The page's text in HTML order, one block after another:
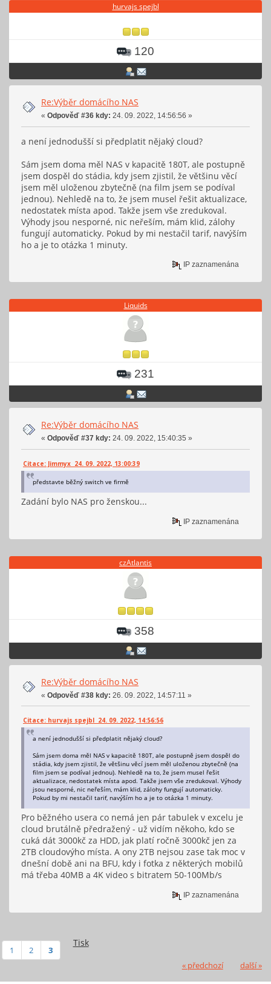
hurvajs spejbl
120
Re:Výběr domácího NAS
« Odpověď #36 kdy: 24. 09. 2022, 14:56:56 »
a není jednodušší si předplatit nějaký cloud?
Sám jsem doma měl NAS v kapacitě 180T, ale postupně
jsem dospěl do stádia, kdy jsem zjistil, že většinu věcí
jsem měl uloženou zbytečně (na film jsem se podíval
jednou). Nehledě na to, že jsem musel řešit aktualizace,
nedostatek místa apod. Takže jsem vše zredukoval.
Výhody jsou nesporné, nic neřeším, mám klid, zálohy
fungují automaticky. Pokud by mi nestačil tarif, navýším
ho a je to otázka 1 minuty.
IP zaznamenána
Liquids
231
Re:Výběr domácího NAS
« Odpověď #37 kdy: 24. 09. 2022, 15:40:35 »
Citace: Jimmyx 24. 09. 2022, 13:00:39
představte běžný switch ve firmě
Zadání bylo NAS pro ženskou...
IP zaznamenána
czAtlantis
358
Re:Výběr domácího NAS
« Odpověď #38 kdy: 26. 09. 2022, 14:57:11 »
Citace: hurvajs spejbl 24. 09. 2022, 14:56:56
a není jednodušší si předplatit nějaký cloud?
Sám jsem doma měl NAS v kapacitě 180T, ale postupně jsem dospěl do
stádia, kdy jsem zjistil, že většinu věcí jsem měl uloženou zbytečně (na
film jsem se podíval jednou). Nehledě na to, že jsem musel řešit
aktualizace, nedostatek místa apod. Takže jsem vše zredukoval. Výhody
jsou nesporné, nic neřeším, mám klid, zálohy fungují automaticky.
Pokud by mi nestačil tarif, navýším ho a je to otázka 1 minuty.
Pro běžného usera co nemá jen pár tabulek v excelu je
cloud brutálně předražený - už vidím někoho, kdo se
cuká dát 3000kč za HDD, jak platí ročně 3000kč jen za
2TB cloudovýho místa. A ony 2TB nejsou zase tak moc v
dnešní době ani na BFU, kdy i fotka z některých mobilů
má třeba 40MB a 4K video s bitratem 50-100Mb/s
IP zaznamenána
Tisk
1 2 3
« předchozí další »